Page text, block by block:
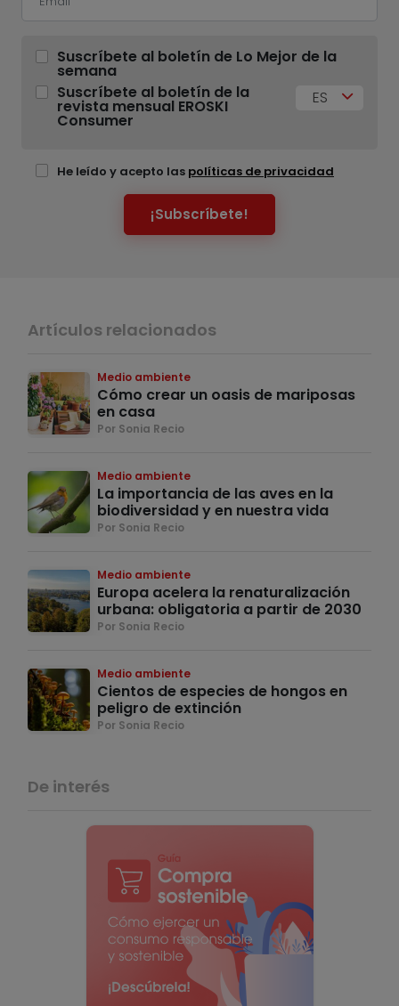
Suscríbete al boletín de Lo Mejor de la
semana
Suscríbete al boletín de la
revista mensual EROSKI
Consumer
ES
He leído y acepto las políticas de privacidad
¡Subscríbete!
Artículos relacionados
Medio ambiente
Cómo crear un oasis de mariposas
en casa
Por Sonia Recio
Medio ambiente
La importancia de las aves en la
biodiversidad y en nuestra vida
Por Sonia Recio
Medio ambiente
Europa acelera la renaturalización
urbana: obligatoria a partir de 2030
Por Sonia Recio
Medio ambiente
Cientos de especies de hongos en
peligro de extinción
Por Sonia Recio
De interés